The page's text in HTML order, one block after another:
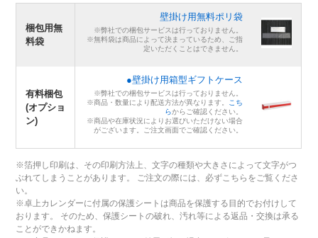
梱包用無
料袋
壁掛け用無料ポリ袋
※弊社での梱包サービスは行っておりません。
※無料袋は商品によって決まっているため、ご指
定いただくことはできません。
有料梱包
(オプショ
ン)
●壁掛け用箱型ギフトケース
※弊社での梱包サービスは行っておりません。
※商品・数量により配送方法が異なります。 こち
らからご確認ください。
※商品や在庫状況によりお選びいただけない場合
がございます。ご注文画面でご確認ください。
※箔押し印刷は、その印刷方法上、文字の種類や大きさによって文字がつ
ぶれてしまうことがあります。 ご注文の際には、必ずこちらをご覧くださ
い。
※卓上カレンダーに付属の保護シートは商品を保護する目的でお付けして
おります。 そのため、保護シートの破れ、汚れ等による返品・交換は承る
ことができかねます。